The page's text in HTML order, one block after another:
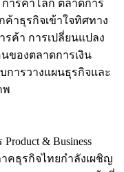
ารค้าโลก ตลาดการ
ค้าธุรกิจเข้าใจทิศทาง
รค้า การเปลี่ยนแปลง
ของตลาดการเงิน
การวางแผนธุรกิจและ
พ
& Business
าคธุรกิจไทยกำลังเผชิญ